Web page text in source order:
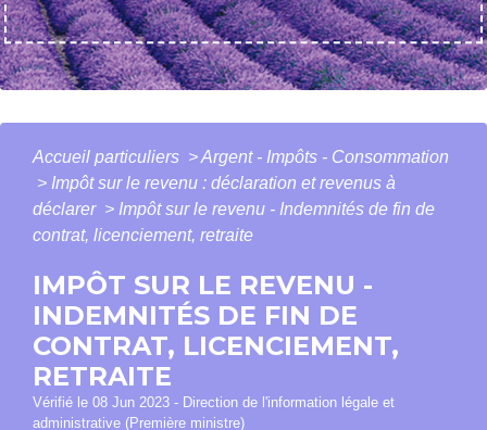
Accueil particuliers >Argent - Impôts - Consommation
> Impôt sur le revenu : déclaration et revenus à
déclarer > Impôt sur le revenu - Indemnités de fin de
contrat, licenciement, retraite
IMPÔT SUR LE REVENU -
INDEMNITÉS DE FIN DE
CONTRAT, LICENCIEMENT,
RETRAITE
Vérifié le 08 Jun 2023 - Direction de l'information légale et
administrative (Première ministre)